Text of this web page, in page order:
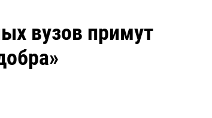
вузов примут